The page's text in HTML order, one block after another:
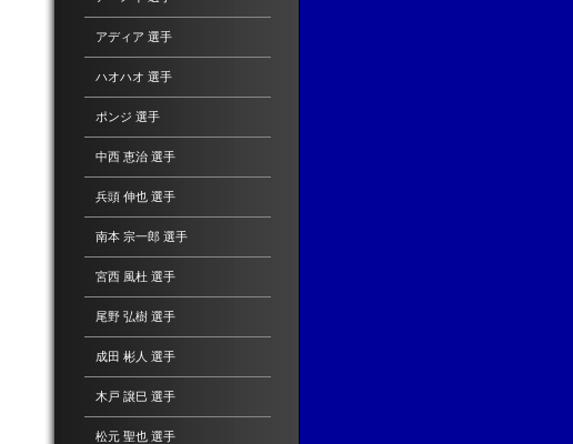
アディア 選手
ハオハオ 選手
ポンジ 選手
中西 恵治 選手
兵頭 伸也 選手
南本 宗一郎 選手
宮西 風杜 選手
尾野 弘樹 選手
成田 彬人 選手
木戸 譲巳 選手
松元 聖也 選手